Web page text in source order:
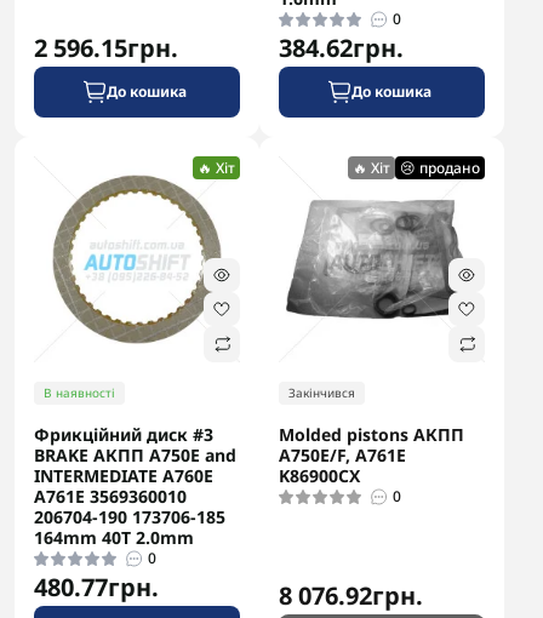
2 596.15грн.
До кошика
0
384.62грн.
До кошика
🔥 Хіт
В наявності
Фрикційний диск #3
BRAKE АКПП A750E and
INTERMEDIATE A760E
A761E 3569360010
206704-190 173706-185
164mm 40T 2.0mm
0
480.77грн.
🔥 Хіт 😢 продано
Закінчився
Molded pistons АКПП
A750E/F, A761E
K86900CX
0
8 076.92грн.